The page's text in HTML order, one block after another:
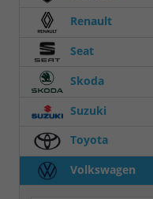
Renault
Seat
Skoda
Suzuki
Toyota
Volkswagen